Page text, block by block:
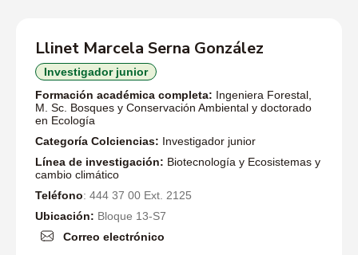
Llinet Marcela Serna González
Investigador junior
Formación académica completa: Ingeniera Forestal,
M. Sc. Bosques y Conservación Ambiental y doctorado
en Ecología
Categoría Colciencias: Investigador junior
Línea de investigación: Biotecnología y Ecosistemas y
cambio climático
Teléfono: 444 37 00 Ext. 2125
Ubicación: Bloque 13-S7
Correo electrónico